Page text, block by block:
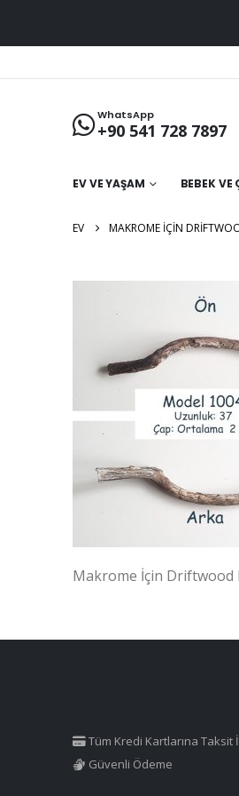
WhatsApp
+90 541 728 7897
EV VE YAŞAM BEBEK VE
EV MAKROME İÇIN
Makrome İçin Driftwood
Tüm Kredi Kartlarına Taksit
Güvenli Ödeme